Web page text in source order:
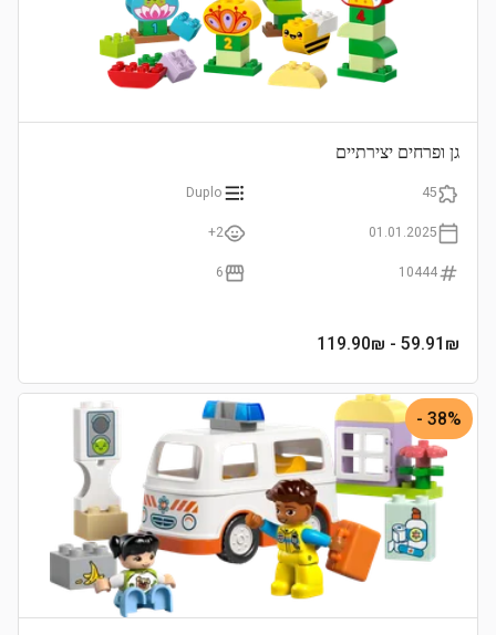
גן ופרחים יצירתיים
45
Duplo
01.01.2025
2+
10444
6
59.91 ₪
- 119.90₪
38% -